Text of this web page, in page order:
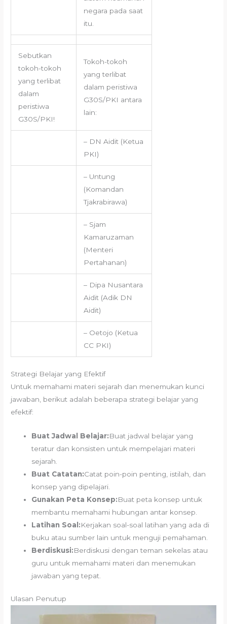
negara pada saat
itu.
Sebutkan
tokoh-tokoh
yang terlibat
dalam
peristiwa
G30S/PKI!
Tokoh-tokoh
yang terlibat
dalam peristiwa
G30S/PKI antara
lain:
– DN Aidit (Ketua
PKI)
– Untung
(Komandan
Tjakrabirawa)
– Sjam
Kamaruzaman
(Menteri
Pertahanan)
– Dipa Nusantara
Aidit (Adik DN
Aidit)
– Oetojo (Ketua
CC PKI)
Strategi Belajar yang Efektif
Untuk memahami materi sejarah dan menemukan kunci
jawaban, berikut adalah beberapa strategi belajar yang
efektif:
Buat Jadwal Belajar:Buat jadwal belajar yang
teratur dan konsisten untuk mempelajari materi
sejarah.
Buat Catatan:Catat poin-poin penting, istilah, dan
konsep yang dipelajari.
Gunakan Peta Konsep:Buat peta konsep untuk
membantu memahami hubungan antar konsep.
Latihan Soal:Kerjakan soal-soal latihan yang ada di
buku atau sumber lain untuk menguji pemahaman.
Berdiskusi:Berdiskusi dengan teman sekelas atau
guru untuk memahami materi dan menemukan
jawaban yang tepat.
Ulasan Penutup